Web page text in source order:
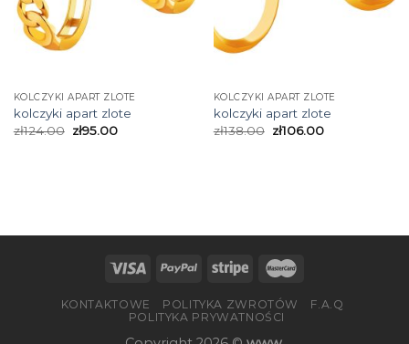
KOLCZYKI APART ZLOTE
kolczyki apart zlote
zł124.00 zł95.00
KOLCZYKI APART ZLOTE
kolczyki apart zlote
zł138.00 zł106.00
KONTAKTOWE POLITYKA ZWROTÓW
F.A.Q
POLITYKA PRYWATNOŚCI